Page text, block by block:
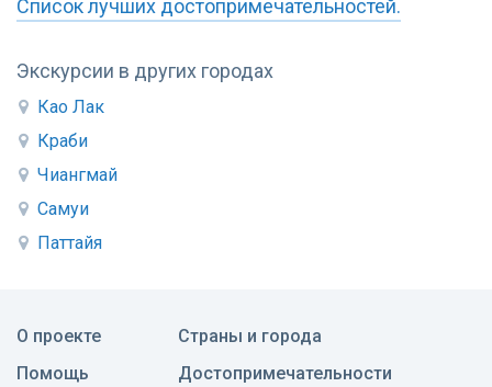
Экскурсии в других городах
Као Лак
Краби
Чиангмай
Самуи
Паттайя
Список лучших достопримечательностей.
О проекте
Помощь
Страны и города
Достопримечательности